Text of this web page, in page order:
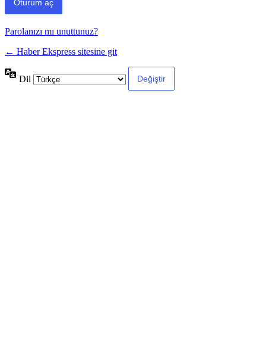
Parolanızı mı unuttunuz?
← Haber Ekspress sitesine git
Dil